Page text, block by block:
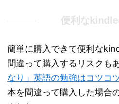
便利なkindle
簡単に購入できて便利な
間違って購入するリスクも
なり」英語の勉強はコツコ
本を間違って購入した場合